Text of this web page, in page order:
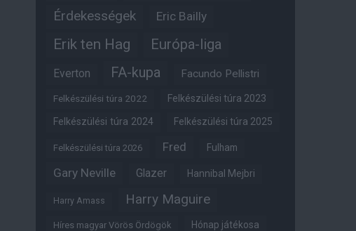
Érdekességek Eric Bailly
Erik ten Hag Európa-liga
Everton FA-kupa Facundo Pellistri
Felkészülési túra 2022 Felkészülési túra 2023
Felkészülési túra 2024 Felkészülési túra 2025
Felkészülési túra 2026 Fred Fulham
Gary Neville Glazer Hannibal Mejbri
Harry Amass Harry Maguire
Híres magyar Vörös Ördögök Hónap játékosa